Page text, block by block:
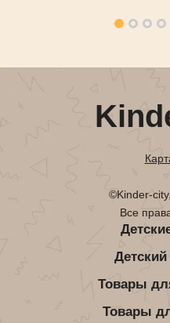
©Kinder-
Все
Детский
Товары
Товары